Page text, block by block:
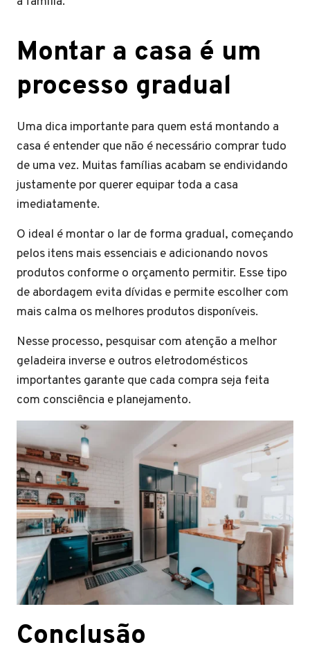
Montar a casa é um
processo gradual
Uma dica importante para quem está montando a
casa é entender que não é necessário comprar tudo
de uma vez. Muitas famílias acabam se endividando
justamente por querer equipar toda a casa
imediatamente.
O ideal é montar o lar de forma gradual, começando
pelos itens mais essenciais e adicionando novos
produtos conforme o orçamento permitir. Esse tipo
de abordagem evita dívidas e permite escolher com
mais calma os melhores produtos disponíveis.
Nesse processo, pesquisar com atenção a melhor
geladeira inverse e outros eletrodomésticos
importantes garante que cada compra seja feita
com consciência e planejamento.
Conclusão